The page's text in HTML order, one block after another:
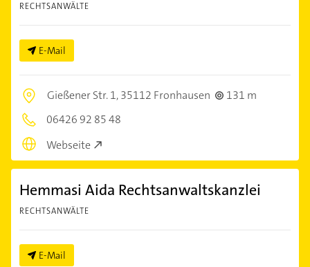
RECHTSANWÄLTE
E-Mail
Gießener Str. 1,35112 Fronhausen
131 m
06426 92 85 48
Webseite
Hemmasi Aida Rechtsanwaltskanzlei
RECHTSANWÄLTE
E-Mail